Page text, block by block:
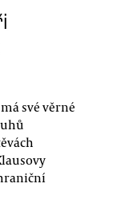
své věrné